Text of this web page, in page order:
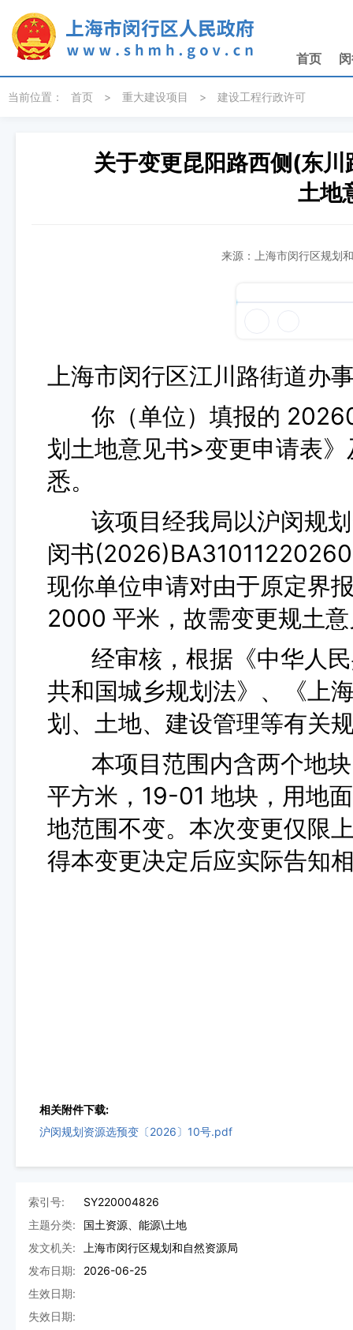
首页
当前位置： 首页 > 重大建设项目 > 建设工程行政许可
关于变更昆阳路西侧(东
土地
来源：上海市闵行区规划
上海市闵行区江川路街道办
你（单位）填报的
划土地意见书>变更申请表
悉。
该项目经我局以沪闵规划
闵书
现你单位申请对由于原定界
2000 平米，故需变更规土
经审核，根据《中华人民
共和国城乡规划法》、《上
划、土地、建设管理等有关
本项目范围内含两个地块
平方米，19-01 地块，用地
地范围不变。本次变更仅限
得本变更决定后应实际告知
相关附件下载:
沪闵规划资源选预变〔2026〕10号.pdf
索引号:
SY220004826
主题分类:
国土资源、能源\土地
发文机关:
上海市闵行区规划和自然资源局
发布日期:
2026-06-25
生效日期:
失效日期: